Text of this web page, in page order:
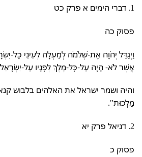
1. דברי הימים א פרק כט
פסוק כה
וַיְגַדֵּל יְהֹוָה אֶת-שְׁלֹמֹה לְמַעְלָה לְעֵינֵי כָּל-
אֲשֶׁר לֹא- הָיָה עַל-כָּל-מֶלֶךְ לְפָנָיו עַל-
והיה ושמר ישראל את האלהים בלבוש
מַלְכוּת".
2. דניאל פרק יא
פסוק כ